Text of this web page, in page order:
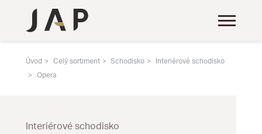
Úvod Celý sortiment Schodisko
Interiérové schodisko
Opera
Interiérové schodisko